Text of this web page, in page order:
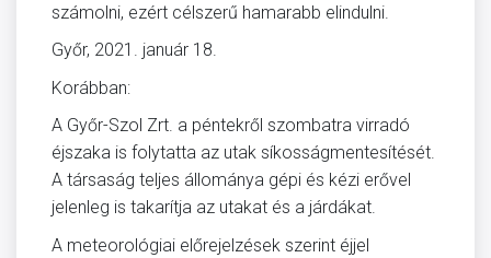
számolni, ezért célszerű hamarabb elindulni.
Győr, 2021. január 18.
Korábban:
A Győr-Szol Zrt. a péntekről szombatra virradó
éjszaka is folytatta az utak síkosságmentesítését.
A társaság teljes állománya gépi és kézi erővel
jelenleg is takarítja az utakat és a járdákat.
A meteorológiai előrejelzések szerint éjjel